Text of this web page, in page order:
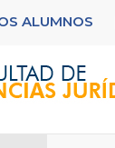
ALUMNOS